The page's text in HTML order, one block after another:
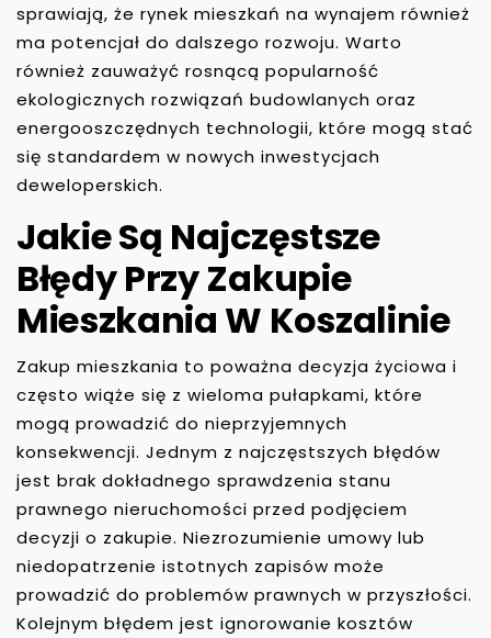
sprawiają, że rynek mieszkań na wynajem również
ma potencjał do dalszego rozwoju. Warto
również zauważyć rosnącą popularność
ekologicznych rozwiązań budowlanych oraz
energooszczędnych technologii, które mogą stać
się standardem w nowych inwestycjach
deweloperskich.
Jakie Są Najczęstsze
Błędy Przy Zakupie
Mieszkania W Koszalinie
Zakup mieszkania to poważna decyzja życiowa i
często wiąże się z wieloma pułapkami, które
mogą prowadzić do nieprzyjemnych
konsekwencji. Jednym z najczęstszych błędów
jest brak dokładnego sprawdzenia stanu
prawnego nieruchomości przed podjęciem
decyzji o zakupie. Niezrozumienie umowy lub
niedopatrzenie istotnych zapisów może
prowadzić do problemów prawnych w przyszłości.
Kolejnym błędem jest ignorowanie kosztów